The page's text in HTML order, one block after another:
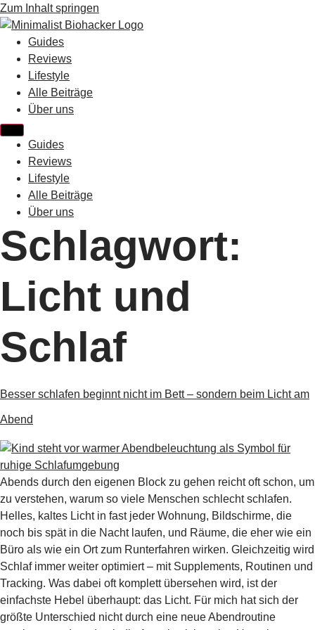
Zum Inhalt springen
Guides
Reviews
Lifestyle
Alle Beiträge
Über uns
Guides
Reviews
Lifestyle
Alle Beiträge
Über uns
Schlagwort:
Licht und
Schlaf
Besser schlafen beginnt nicht im Bett – sondern beim Licht am
Abend
Abends durch den eigenen Block zu gehen reicht oft schon, um
zu verstehen, warum so viele Menschen schlecht schlafen.
Helles, kaltes Licht in fast jeder Wohnung, Bildschirme, die
noch bis spät in die Nacht laufen, und Räume, die eher wie ein
Büro als wie ein Ort zum Runterfahren wirken. Gleichzeitig wird
Schlaf immer weiter optimiert – mit Supplements, Routinen und
Tracking. Was dabei oft komplett übersehen wird, ist der
einfachste Hebel überhaupt: das Licht. Für mich hat sich der
größte Unterschied nicht durch eine neue Abendroutine